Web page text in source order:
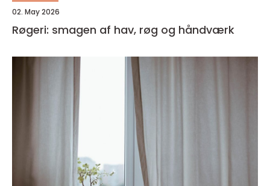
02. May 2026
Røgeri: smagen af hav, røg og håndværk